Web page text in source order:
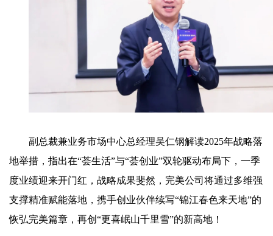
副总裁兼业务市场中心总经理吴仁钢解读2025年战略落
地举措，指出在“荟生活”与“荟创业”双轮驱动布局下，一季
度业绩迎来开门红，战略成果斐然，完美公司将通过多维强
支撑精准赋能落地，携手创业伙伴续写“锦江春色来天地”的
恢弘完美篇章，再创“更喜岷山千里雪”的新高地！